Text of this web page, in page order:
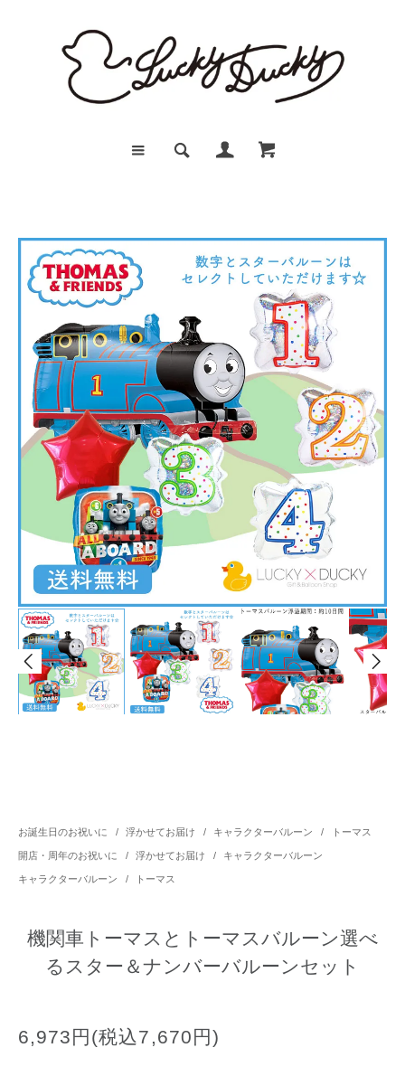
お誕生日のお祝いに / 浮かせてお届け / キャラクターバルーン / トーマス
開店・周年のお祝いに / 浮かせてお届け / キャラクターバルーン
キャラクターバルーン / トーマス
機関車トーマスとトーマスバルーン選べ
るスター＆ナンバーバルーンセット
6,973円(税込7,670円)